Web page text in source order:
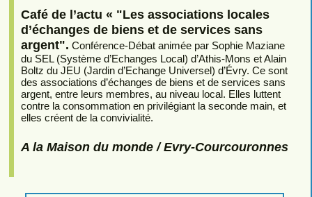
Café de l’actu « "Les associations locales
d’échanges de biens et de services sans
argent". Conférence-Débat animée par Sophie Maziane
du SEL (Système d’Echanges Local) d’Athis-Mons et Alain
Boltz du JEU (Jardin d’Echange Universel) d’Évry. Ce sont
des associations d’échanges de biens et de services sans
argent, entre leurs membres, au niveau local. Elles luttent
contre la consommation en privilégiant la seconde main, et
elles créent de la convivialité.
A la Maison du monde / Evry-Courcouronnes